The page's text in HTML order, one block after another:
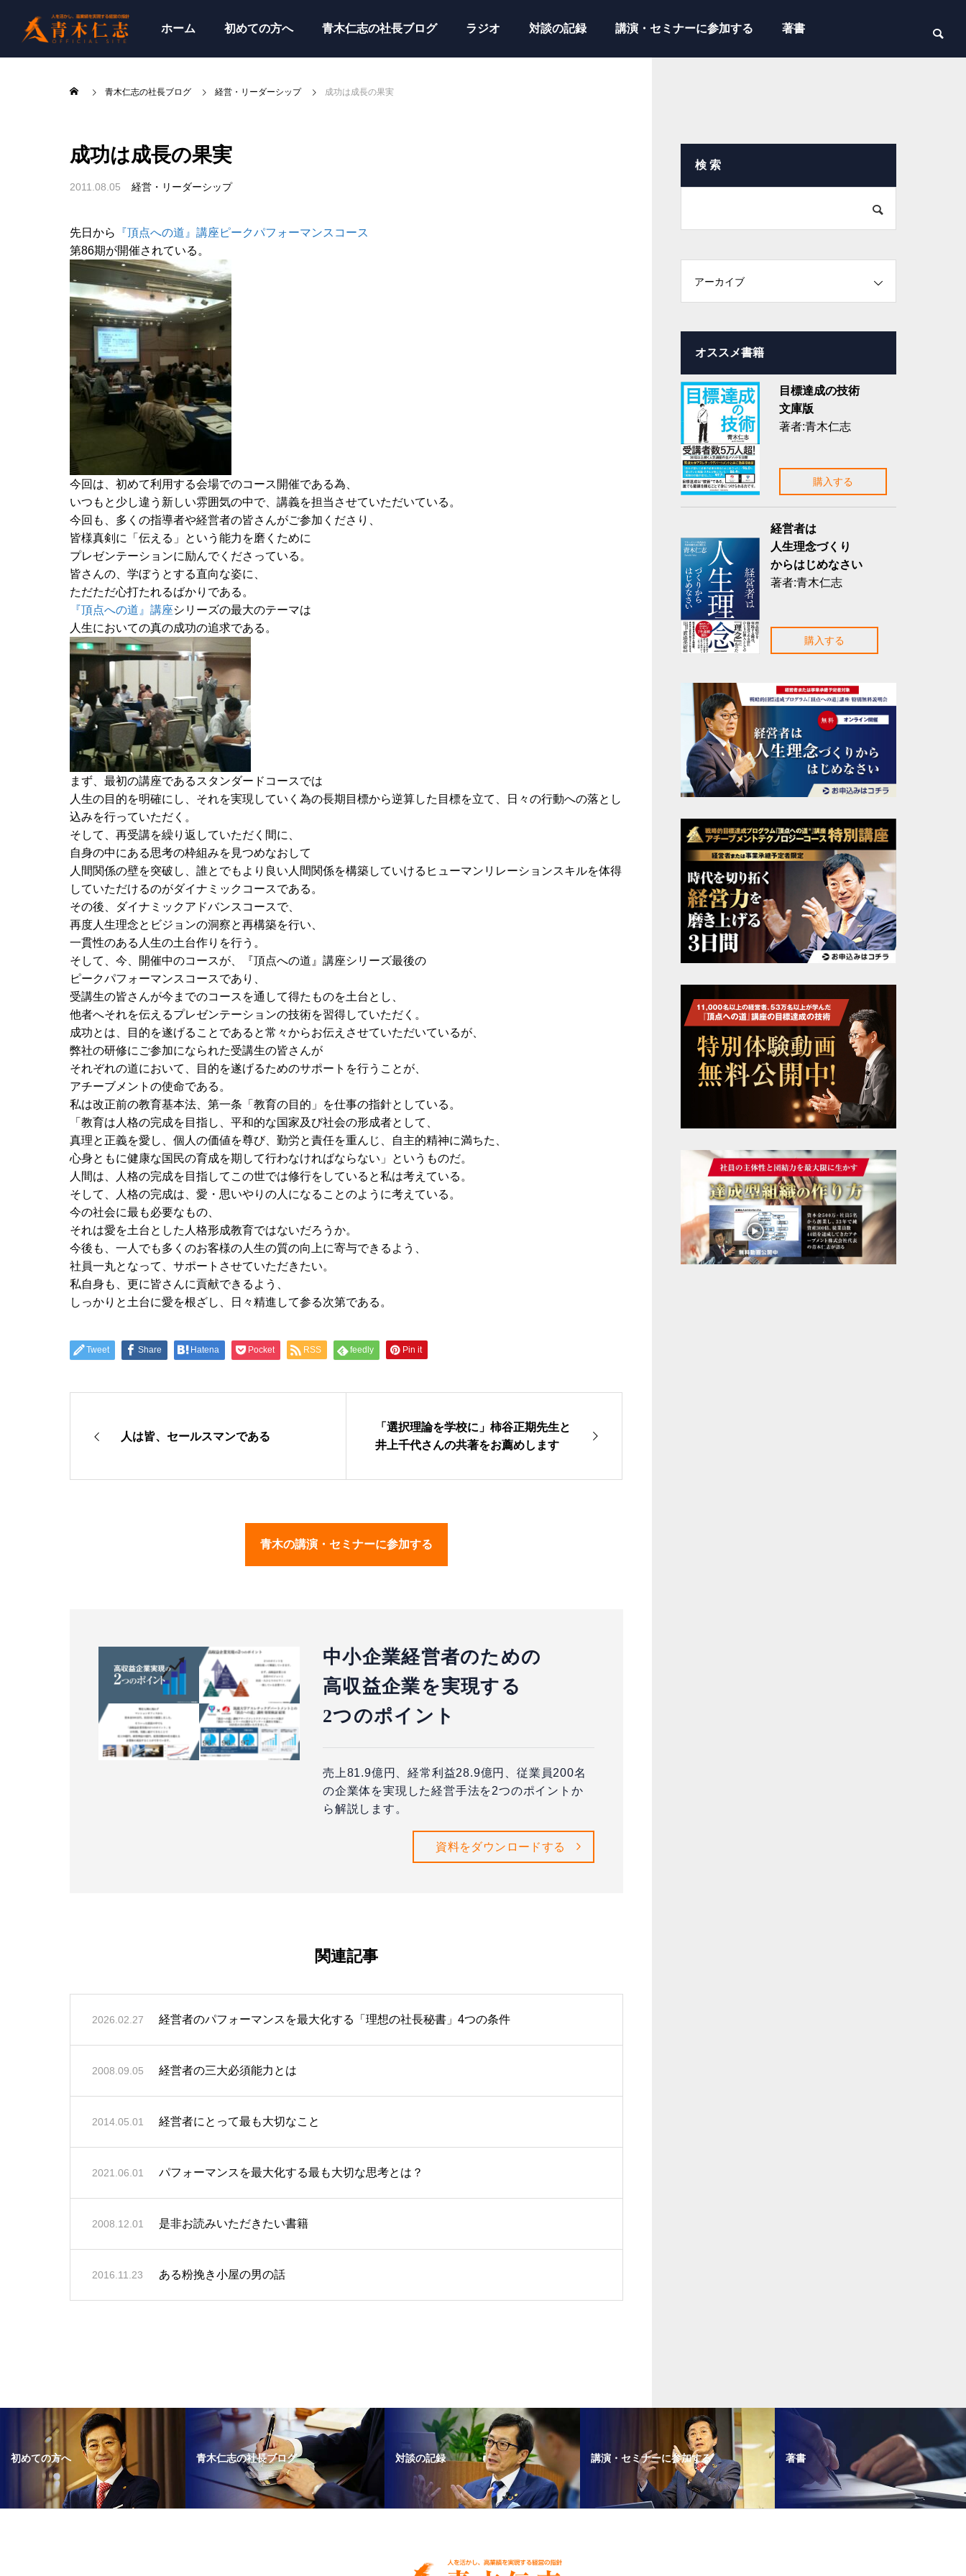
ホーム 初めての方へ 青木仁志の社長ブログ ラジオ 対談の記録 講演・セミナーに参加する 著書
青木仁志の社長ブログ 経営・リーダーシップ 成功は成長の果実
成功は成長の果実
2011.08.05 経営・リーダーシップ
先日から
『頂点への道』講座ピークパフォーマンスコース
第86期が開催されている。
今回は、初めて利用する会場でのコース開催である為、
いつもと少し違う新しい雰囲気の中で、講義を担当させていただいている。
今回も、多くの指導者や経営者の皆さんがご参加くださり、
皆様真剣に「伝える」という能力を磨くために
プレゼンテーションに励んでくださっている。
皆さんの、学ぼうとする直向な姿に、
ただただ心打たれるばかりである。
『頂点への道』講座シリーズの最大のテーマは
人生においての真の成功の追求である。
まず、最初の講座であるスタンダードコースでは
人生の目的を明確にし、それを実現していく為の長期目標から逆算した目標を立て、日々の行動への落とし
込みを行っていただく。
そして、再受講を繰り返していただく間に、
自身の中にある思考の枠組みを見つめなおして
人間関係の壁を突破し、誰とでもより良い人間関係を構築していけるヒューマンリレーションスキルを体得
していただけるのがダイナミックコースである。
その後、ダイナミックアドバンスコースで、
再度人生理念とビジョンの洞察と再構築を行い、
一貫性のある人生の土台作りを行う。
そして、今、開催中のコースが、『頂点への道』講座シリーズ最後の
ピークパフォーマンスコースであり、
受講生の皆さんが今までのコースを通して得たものを土台とし、
他者へそれを伝えるプレゼンテーションの技術を習得していただく。
成功とは、目的を遂げることであると常々からお伝えさせていただいているが、
弊社の研修にご参加になられた受講生の皆さんが
それぞれの道において、目的を遂げるためのサポートを行うことが、
アチーブメントの使命である。
私は改正前の教育基本法、第一条「教育の目的」を仕事の指針としている。
「教育は人格の完成を目指し、平和的な国家及び社会の形成者として、
真理と正義を愛し、個人の価値を尊び、勤労と責任を重んじ、自主的精神に満ちた、
心身ともに健康な国民の育成を期して行わなければならない」というものだ。
人間は、人格の完成を目指してこの世では修行をしていると私は考えている。
そして、人格の完成は、愛・思いやりの人になることのように考えている。
今の社会に最も必要なもの、
それは愛を土台とした人格形成教育ではないだろうか。
今後も、一人でも多くのお客様の人生の質の向上に寄与できるよう、
社員一丸となって、サポートさせていただきたい。
私自身も、更に皆さんに貢献できるよう、
しっかりと土台に愛を根ざし、日々精進して参る次第である。
Tweet Share Hatena Pocket RSS feedly Pin it
人は皆、セールスマンである
「選択理論を学校に」柿谷正期先生と
井上千代さんの共著をお薦めします
青木の講演・セミナーに参加する
中小企業経営者のための
高収益企業を実現する
2つのポイント
売上81.9億円、経常利益28.9億円、従業員200名
の企業体を実現した経営手法を2つのポイントか
ら解説します。
資料をダウンロードする
関連記事
2026.02.27 経営者のパフォーマンスを最大化する「理想の社長秘書」4つの条件
2008.09.05 経営者の三大必須能力とは
2014.05.01 経営者にとって最も大切なこと
2021.06.01 パフォーマンスを最大化する最も大切な思考とは？
2008.12.01 是非お読みいただきたい書籍
2016.11.23 ある粉挽き小屋の男の話
検 索
アーカイブ
オススメ書籍
目標達成の技術
文庫版
著者:青木仁志
購入する
経営者は
人生理念づくり
からはじめなさい
著者:青木仁志
購入する
初めての方へ 青木仁志の社長ブログ 対談の記録 講演・セミナーに参加する 著書